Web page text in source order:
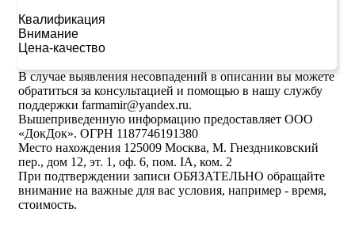
Квалификация
Внимание
Цена-качество
В случае выявления несовпадений в описании вы можете
обратиться за консультацией и помощью в нашу службу
поддержки farmamir@yandex.ru.
Вышеприведенную информацию предоставляет ООО
«ДокДок». ОГРН 1187746191380
Место нахождения 125009 Москва, М. Гнездниковский
пер., дом 12, эт. 1, оф. 6, пом. IA, ком. 2
При подтверждении записи ОБЯЗАТЕЛЬНО обращайте
внимание на важные для вас условия, например - время,
стоимость.